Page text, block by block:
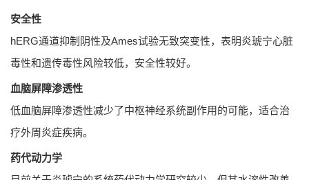
安全性
hERG通道抑制阴性及Ames试验无致突变性，表明炎琥宁心脏
毒性和遗传毒性风险较低，安全性较好。
血脑屏障渗透性
低血脑屏障渗透性减少了中枢神经系统副作用的可能，适合治
疗外周炎症疾病。
药代动力学